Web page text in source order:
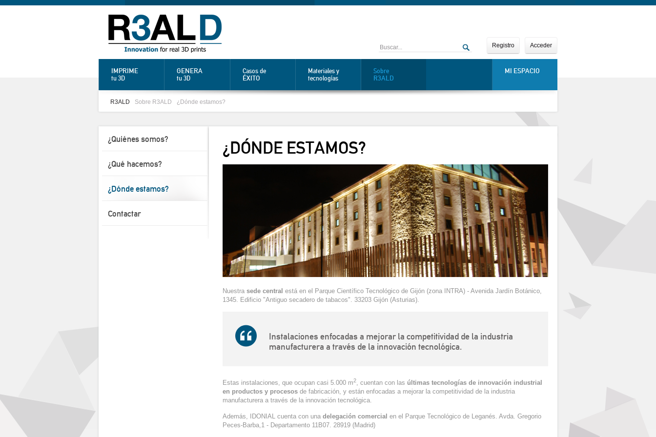
Acceder
Registro
IMPRIME
tu 3D
GENERA
tu 3D
Casos de
ÉXITO
Materiales y
tecnologías
Sobre
R3ALD
MI ESPACIO
R3ALD Sobre R3ALD ¿Dónde estamos?
¿Quiénes somos?
¿Qué hacemos?
¿Dónde estamos?
Contactar
¿DÓNDE ESTAMOS?
Nuestra sede central está en el Parque Científico Tecnológico de Gijón (zona INTRA) - Avenida Jardín Botánico,
1345. Edificio "Antiguo secadero de tabacos". 33203 Gijón (Asturias).
Instalaciones enfocadas a mejorar la competitividad de la industria
manufacturera a través de la innovación tecnológica.
Estas instalaciones, que ocupan casi 5.000 m2, cuentan con las últimas tecnologías de innovación industrial
en productos y procesosde fabricación, y están enfocadas a mejorar la competitividad de la industria
manufacturera a través de la innovación tecnológica.
Además, IDONIAL cuenta con una delegación comercial en el Parque Tecnológico de Leganés. Avda. Gregorio
Peces-Barba,1 - Departamento 11B07. 28919 (Madrid)